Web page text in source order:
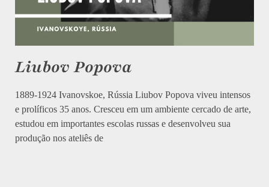
Liubov Popova
1889-1924 Ivanovskoe, Rússia Liubov Popova viveu intensos
e prolíficos 35 anos. Cresceu em um ambiente cercado de arte,
estudou em importantes escolas russas e desenvolveu sua
produção nos ateliês de